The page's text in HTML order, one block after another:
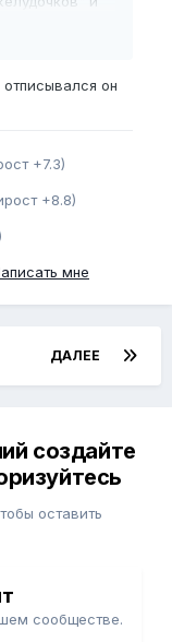
он
+7.3)
+8.8)
мне
ДАЛЕЕ
создайте
оставить
сообществе.